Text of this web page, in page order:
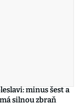
minus šest a
silnou zbraň